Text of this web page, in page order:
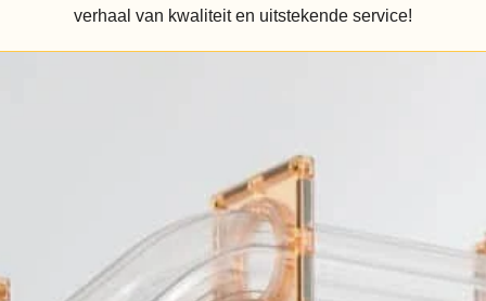
verhaal van kwaliteit en uitstekende service!